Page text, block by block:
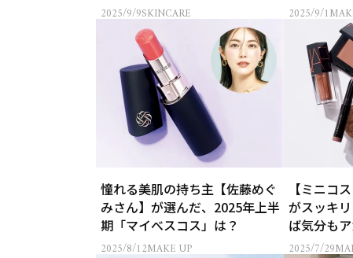
2025/9/9SKINCARE 2025/9/1
憧れる美肌の持ち主【佐藤めぐ
みさん】が選んだ、2025年上半
期「マイべスコス」は？
2025/8/12MAKE UP
【ミニコ
がスッキ
ば気分も
2025/7/29